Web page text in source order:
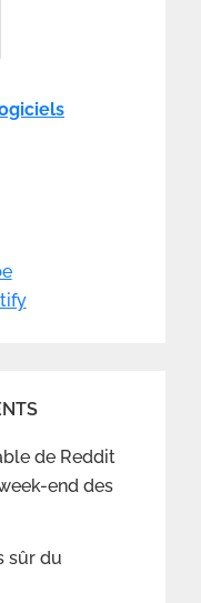
de Reddit
end des
sûr du